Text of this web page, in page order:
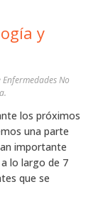
y
Enfermedades No
los próximos
una parte
importante
lo largo de 7
que se